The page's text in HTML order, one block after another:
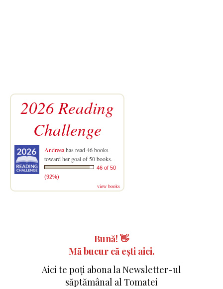
2026 Reading
Challenge
Andreeahas read 46 books
toward her goal of 50 books.
46 of 50
(92%)
view books
Bună! 👋
Mă bucur că ești aici.
Aici te poți abona la Newsletter-ul
săptămânal al Tomatei